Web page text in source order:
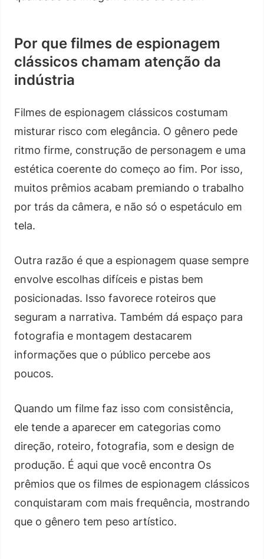
Por que filmes de espionagem
clássicos chamam atenção da
indústria
Filmes de espionagem clássicos costumam
misturar risco com elegância. O gênero pede
ritmo firme, construção de personagem e uma
estética coerente do começo ao fim. Por isso,
muitos prêmios acabam premiando o trabalho
por trás da câmera, e não só o espetáculo em
tela.
Outra razão é que a espionagem quase sempre
envolve escolhas difíceis e pistas bem
posicionadas. Isso favorece roteiros que
seguram a narrativa. Também dá espaço para
fotografia e montagem destacarem
informações que o público percebe aos
poucos.
Quando um filme faz isso com consistência,
ele tende a aparecer em categorias como
direção, roteiro, fotografia, som e design de
produção. É aqui que você encontra Os
prêmios que os filmes de espionagem clássicos
conquistaram com mais frequência, mostrando
que o gênero tem peso artístico.